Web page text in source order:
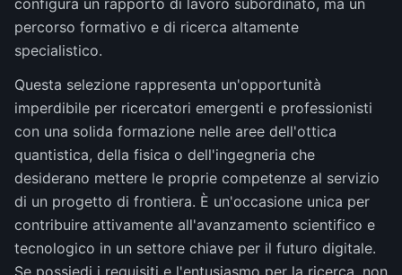
configura un rapporto di lavoro subordinato, ma un
percorso formativo e di ricerca altamente
specialistico.
Questa selezione rappresenta un'opportunità
imperdibile per ricercatori emergenti e professionisti
con una solida formazione nelle aree dell'ottica
quantistica, della fisica o dell'ingegneria che
desiderano mettere le proprie competenze al servizio
di un progetto di frontiera. È un'occasione unica per
contribuire attivamente all'avanzamento scientifico e
tecnologico in un settore chiave per il futuro digitale.
Se possiedi i requisiti e l'entusiasmo per la ricerca, non